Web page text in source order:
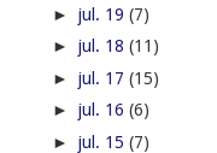
► jul. 19 (7)
► jul. 18 (11)
► jul. 17 (15)
► jul. 16 (6)
► jul. 15 (7)